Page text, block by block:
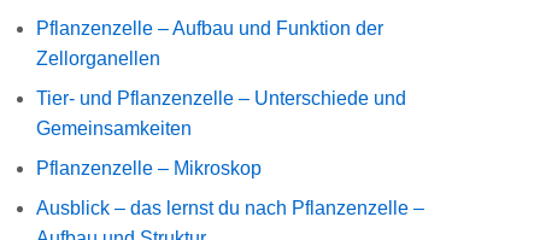
Pflanzenzelle – Aufbau und Funktion der
Zellorganellen
Tier- und Pflanzenzelle – Unterschiede und
Gemeinsamkeiten
Pflanzenzelle – Mikroskop
Ausblick – das lernst du nach Pflanzenzelle –